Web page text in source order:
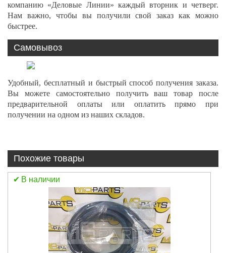
компанию «Деловые Линии» каждый вторник и четверг.
Нам важно, чтобы вы получили свой заказ как можно
быстрее.
Самовывоз
Удобный, бесплатный и быстрый способ получения заказа.
Вы можете самостоятельно получить ваш товар после
предварительной оплаты или оплатить прямо при
получении на одном из наших складов.
Похожие товары